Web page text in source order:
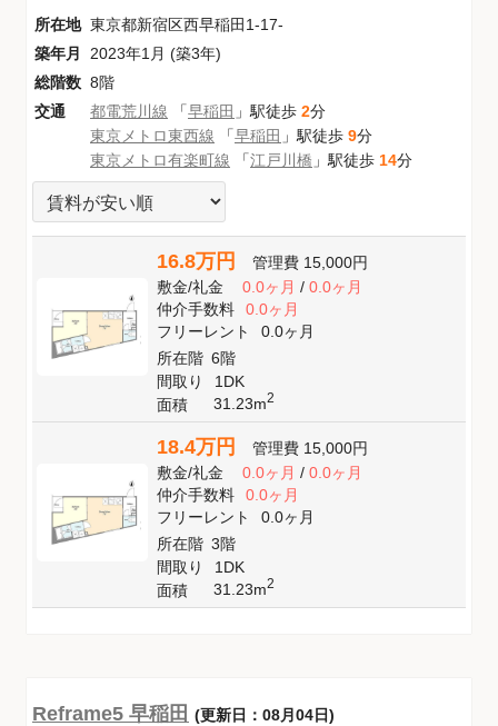
所在地 東京都新宿区西早稲田1-17-
築年月
2023年1月 (築3年)
総階数 8階
交通
都電荒川線 「早稲田 」駅徒歩 2分
東京メトロ東西線 「早稲田 」駅徒歩 9分
東京メトロ有楽町線 「江戸川橋 」駅徒歩 14分
16.8万円 管理費 15,000円
敷金/礼金 0.0ヶ月/ 0.0ヶ月
仲介手数料
0.0ヶ月
フリーレント
0.0ヶ月
所在階 6階
間取り
1DK
面積
31.23m2
18.4万円 管理費 15,000円
敷金/礼金 0.0ヶ月/ 0.0ヶ月
仲介手数料
0.0ヶ月
フリーレント
0.0ヶ月
所在階 3階
間取り
1DK
面積
31.23m2
Reframe5 早稲田 (更新日：08月04日)